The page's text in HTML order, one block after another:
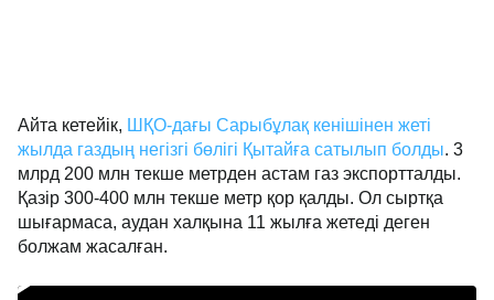
Айта кетейік, ШҚО-дағы Сарыбұлақ кенішінен жеті
жылда газдың негізгі бөлігі Қытайға сатылып болды. 3
млрд 200 млн текше метрден астам газ экспортталды.
Қазір 300-400 млн текше метр қор қалды. Ол сыртқа
шығармаса, аудан халқына 11 жылға жетеді деген
болжам жасалған.